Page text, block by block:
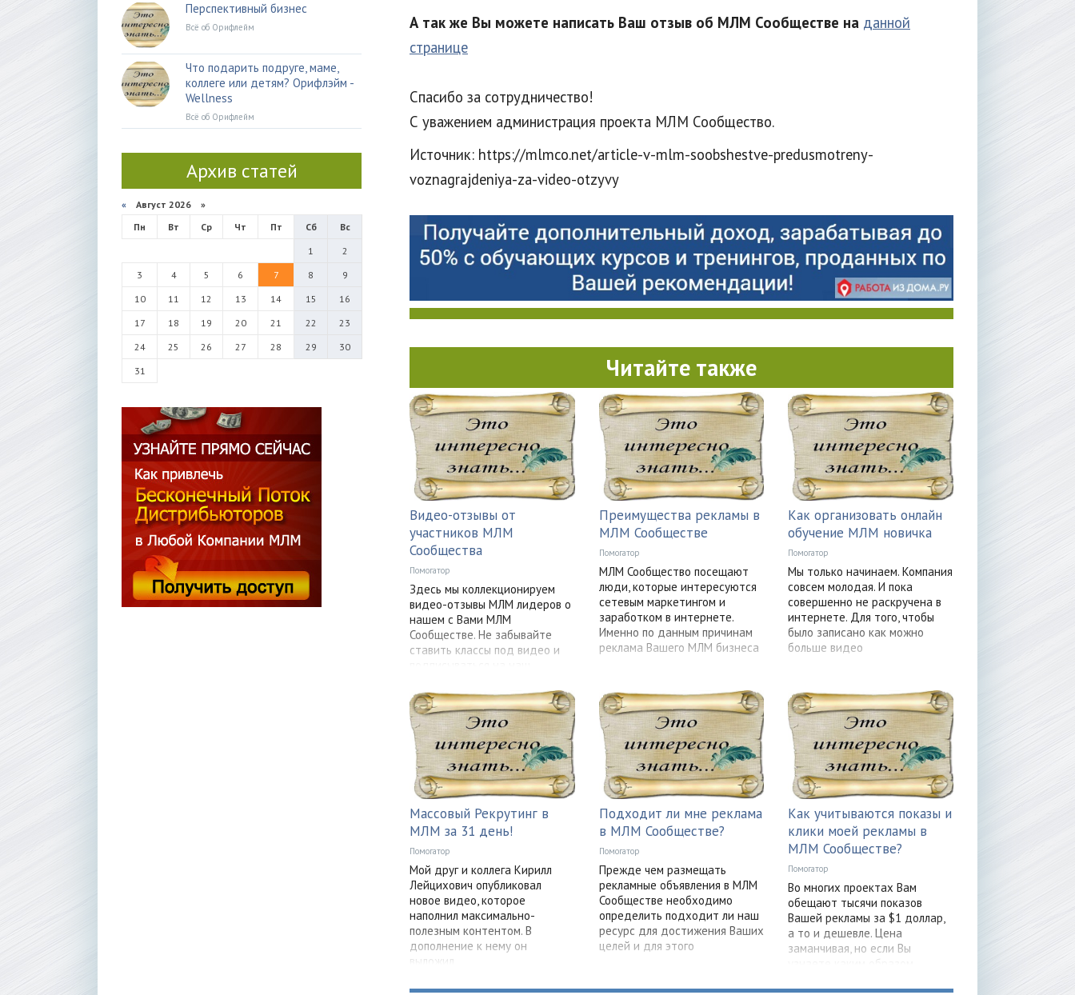
Перспективный бизнес
Всё об Орифлейм
Что подарить подруге, маме,
коллеге или детям? Орифлэйм -
Wellness
Всё об Орифлейм
Архив статей
« Август 2026 »
Пн
Вт Ср Чт Пт Сб
Вс
1
2
3
4 5 6 7 8
9
10
11 12 13 14 15
16
17
18 19 20 21 22
23
24
25 26 27 28 29
30
31
А так же Вы можете написать Ваш отзыв об МЛМ Сообществе на данной
странице
Спасибо за сотрудничество!
С уважением администрация проекта МЛМ Сообщество.
Источник: https://mlmco.net/article-v-mlm-soobshestve-predusmotreny-
voznagrajdeniya-za-video-otzyvy
Читайте также
Видео-отзывы от
участников МЛМ
Сообщества
Помогатор
Здесь мы коллекционируем
видео-отзывы МЛМ лидеров о
нашем с Вами МЛМ
Сообществе. Не забывайте
ставить классы под видео и
Преимущества рекламы в
МЛМ Сообществе
Помогатор
МЛМ Сообщество посещают
люди, которые интересуются
сетевым маркетингом и
заработком в интернете.
Именно по данным причинам
реклама Вашего МЛМ бизнеса
Как организовать онлайн
обучение МЛМ новичка
Помогатор
Мы только начинаем. Компания
совсем молодая. И пока
совершенно не раскручена в
интернете. Для того, чтобы
было записано как можно
больше видео
Массовый Рекрутинг в
МЛМ за 31 день!
Помогатор
Мой друг и коллега Кирилл
Лейцихович опубликовал
новое видео, которое
наполнил максимально-
полезным контентом. В
дополнение к нему он
выложил
Подходит ли мне реклама
в МЛМ Сообществе?
Помогатор
Прежде чем размещать
рекламные объявления в МЛМ
Сообществе необходимо
определить подходит ли наш
ресурс для достижения Ваших
целей и для этого
Как учитываются показы и
клики моей рекламы в
МЛМ Сообществе?
Помогатор
Во многих проектах Вам
обещают тысячи показов
Вашей рекламы за $1 доллар,
а то и дешевле. Цена
заманчивая, но если Вы
узнаете каким образом